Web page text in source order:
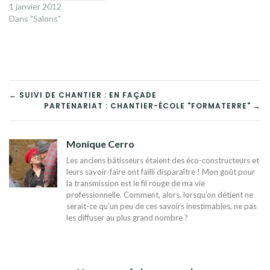
1 janvier 2012
Dans "Salons"
NAVIGATION
DE
L’ARTICLE
← SUIVI DE CHANTIER : EN FAÇADE
PARTENARIAT : CHANTIER-ÉCOLE "FORMATERRE" →
Monique Cerro
Les anciens bâtisseurs étaient des éco-constructeurs et
leurs savoir-faire ont failli disparaître ! Mon goût pour
la transmission est le fil rouge de ma vie
professionnelle. Comment, alors, lorsqu’on détient ne
serait-ce qu’un peu de ces savoirs inestimables, ne pas
les diffuser au plus grand nombre ?